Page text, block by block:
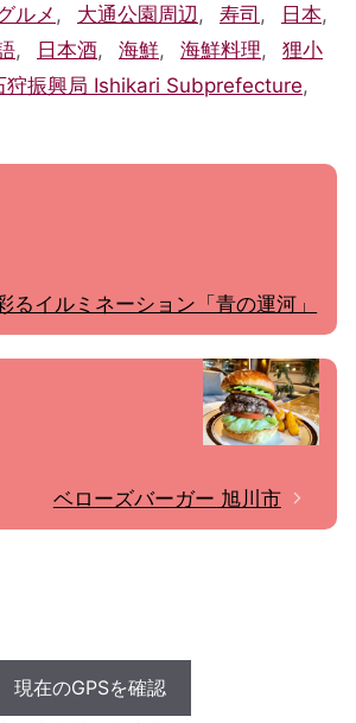
ルメ , 大通公園周辺 , 寿司 , 日本,
, 日本酒, 海鮮, 海鮮料理,
狸小
狩振興局 Ishikari Subprefecture,
るイルミネーション「青の運河」
ベローズバーガー 旭川市
現在のGPSを確認